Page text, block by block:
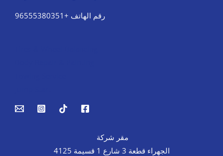
رقم الهاتف +96555380351
مقر شركة
الجهراء قطعة 3 شارع 1 قسيمة 4125